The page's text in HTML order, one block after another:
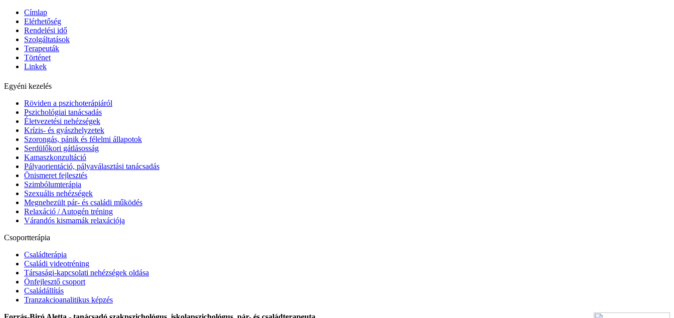
Címlap
Elérhetőség
Rendelési idő
Szolgáltatások
Terapeuták
Történet
Linkek
Egyéni kezelés
Röviden a pszichoterápiáról
Pszichológiai tanácsadás
Életvezetési nehézségek
Krízis- és gyászhelyzetek
Szorongás, pánik és félelmi állapotok
Serdülőkori gátlásosság
Kamaszkonzultáció
Pályaorientáció, pályaválasztási tanácsadás
Önismeret fejlesztés
Szimbólumterápia
Szexuális nehézségek
Megnehezült pár- és családi működés
Relaxáció / Autogén tréning
Várandós kismamák relaxációja
Csoportterápia
Családterápia
Családi videotréning
Társasági-kapcsolati nehézségek oldása
Önfejlesztő csoport
Családállítás
Tranzakcioanalitikus képzés